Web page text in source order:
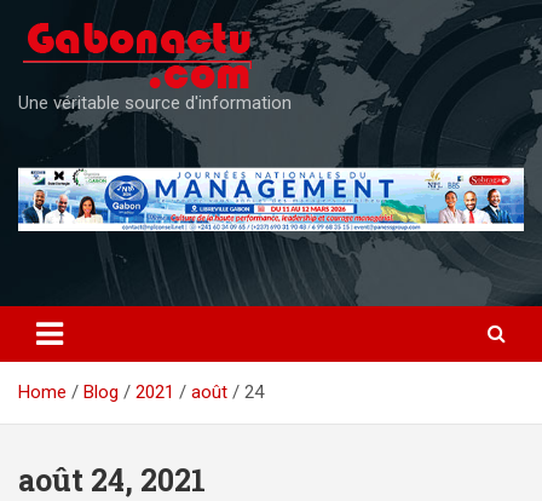
content
Une véritable source d'information
Home Blog 2021 août 24
août 24, 2021